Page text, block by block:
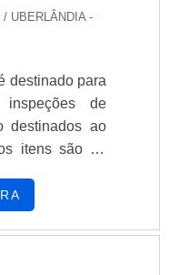
/ UBERLÂNDIA -
destinado para
de
destinados ao
itens são de
e, por
AS